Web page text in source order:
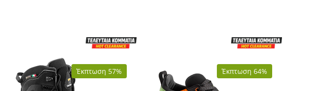
Έκπτωση 57% Έκπτωση 64%